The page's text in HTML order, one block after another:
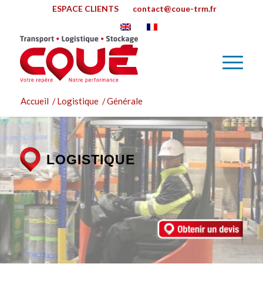
ESPACE CLIENTS contact@coue-trm.fr
Accueil / Logistique /Générale
LOGISTIQUE